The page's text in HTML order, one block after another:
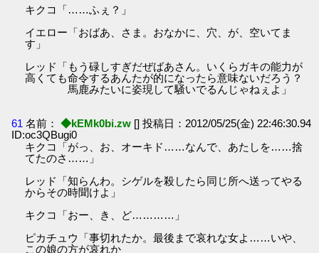
キクコ「……ふぇ？」
イエロー「おばあ、さま。おなかに、穴、が、空いてま
す」
レッド「もう碌しすぎだぜばあさん。いくらガキの能力が
高くても命令するあんたが的になったら意味ないだろう？
馬鹿みたいに姿現して騒いでるんじゃねぇよ」
61 名前： ◆kEMk0bi.zw [] 投稿日：2012/05/25(金) 22:46:30.94
ID:oc3QBugi0
キクコ「がっ、お、オーキド……なんで、あたしを……捨
てたのさ……」
レッド「知らんわ。シゲルを殺したら同じ所へ送ってやる
からその時聞けよ」
キクコ「おー、き、ど…………」
ピカチュウ「事切れたか。最後まで哀れな女よ……いや、
この娘の方が哀れか